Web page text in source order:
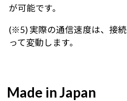
が可能です。
(※5) 実際の通信速度は、接
って変動します。
Made in Japan